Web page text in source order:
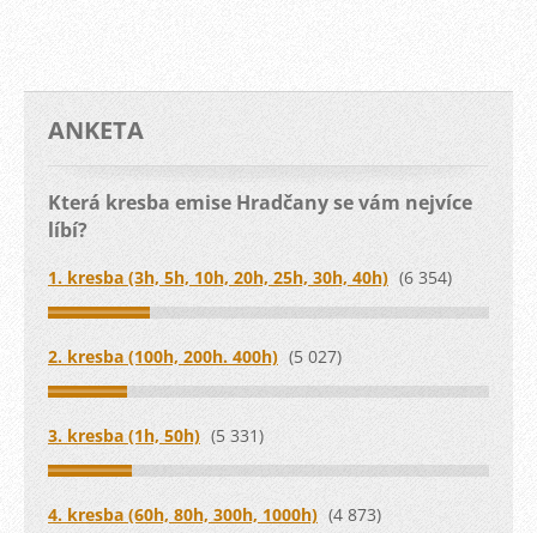
ANKETA
Která kresba emise Hradčany se vám nejvíce
líbí?
1. kresba (3h, 5h, 10h, 20h, 25h, 30h, 40h) (6 354)
2. kresba (100h, 200h. 400h) (5 027)
3. kresba (1h, 50h) (5 331)
4. kresba (60h, 80h, 300h, 1000h) (4 873)